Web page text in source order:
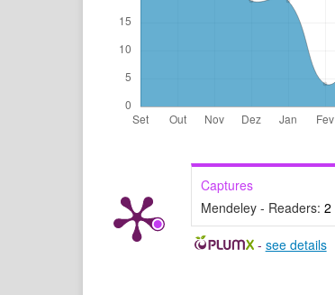
Captures
Mendeley - Readers: 2
- see details